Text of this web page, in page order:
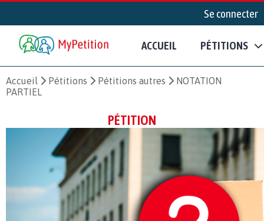
Se connecter
ACCUEIL PÉTITIONS
Accueil Pétitions Pétitions autres
NOTATION
PARTIEL
PÉTITION